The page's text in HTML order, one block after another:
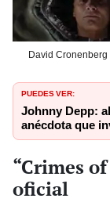
David
PUEDES VER:
Johnny Depp:
anécdota que
“Crimes
oficial